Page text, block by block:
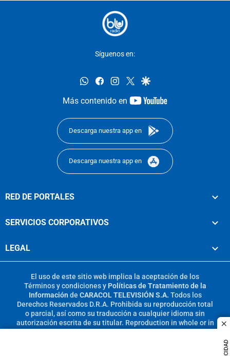
Síguenos en:
whatsappfacebookinstagram
twittergoogle
Más contenido en
youtube-
Descarga nuestra app en
Descarga nuestra app en
RED DE PORTALES
SERVICIOS CORPORATIVOS
LEGAL
El uso de este sitio web implica la aceptación de los
Términos y condicionesy Políticas de Tratamiento de la
Información de CARACOL TELEVISIÓN S.A. Todos los
Derechos Reservados D.R.A. Prohibida su reproducción total
o parcial, así como su traducción a cualquier idioma sin
autorización escrita de su titular. Reproduction in whole or in